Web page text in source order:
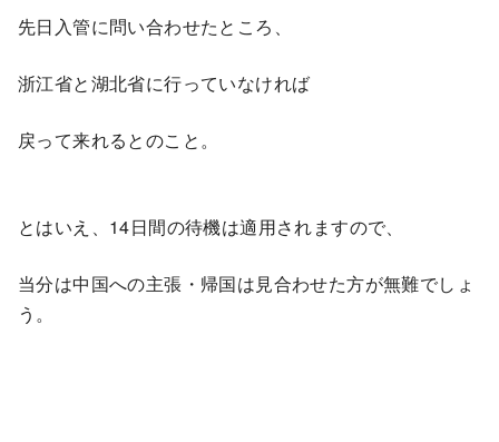
先日入管に問い合わせたところ、
浙江省と湖北省に行っていなければ
戻って来れるとのこと。
とはいえ、14日間の待機は適用されますので、
当分は中国への主張・帰国は見合わせた方が無難でしょ
う。